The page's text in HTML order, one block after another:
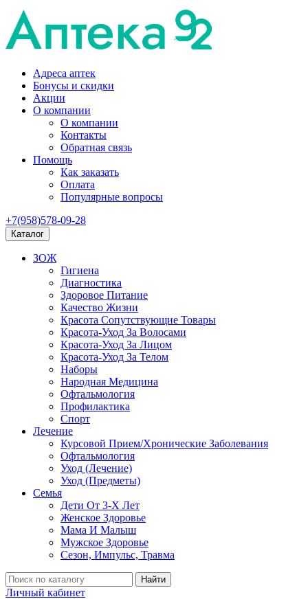
Адреса аптек
Бонусы и скидки
Акции
О компании
О компании
Контакты
Обратная связь
Помощь
Как заказать
Оплата
Популярные вопросы
+7(958)578-09-28
Каталог
ЗОЖ
Гигиена
Диагностика
Здоровое Питание
Качество Жизни
Красота Сопутствующие Товары
Красота-Уход За Волосами
Красота-Уход За Лицом
Красота-Уход За Телом
Наборы
Народная Медицина
Офтальмология
Профилактика
Спорт
Лечение
Курсовой Прием/Хронические Заболевания
Офтальмология
Уход (Лечение)
Уход (Предметы)
Семья
Дети От 3-Х Лет
Женское Здоровье
Мама И Малыш
Мужское Здоровье
Сезон, Импульс, Травма
Найти
Личный кабинет